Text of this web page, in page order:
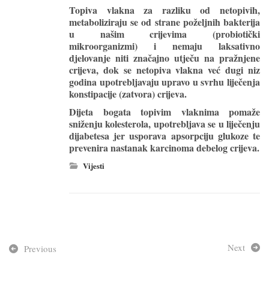
Topiva vlakna za razliku od netopivih,
metaboliziraju se od strane poželjnih bakterija
u našim crijevima (probiotički
mikroorganizmi) i nemaju laksativno
djelovanje niti značajno utječu na pražnjene
crijeva, dok se netopiva vlakna već dugi niz
godina upotrebljavaju upravo u svrhu liječenja
konstipacije (zatvora) crijeva.
Dijeta bogata topivim vlaknima pomaže
sniženju kolesterola, upotrebljava se u liječenju
dijabetesa jer usporava apsorpciju glukoze te
prevenira nastanak karcinoma debelog crijeva.
Vijesti
Previous Next